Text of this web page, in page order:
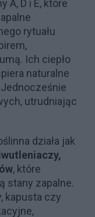
A, D i E, które
rytuału
Ich ciepło
naturalne
utrudniając
działa jak
, które
stany zapalne.
kapusta czy